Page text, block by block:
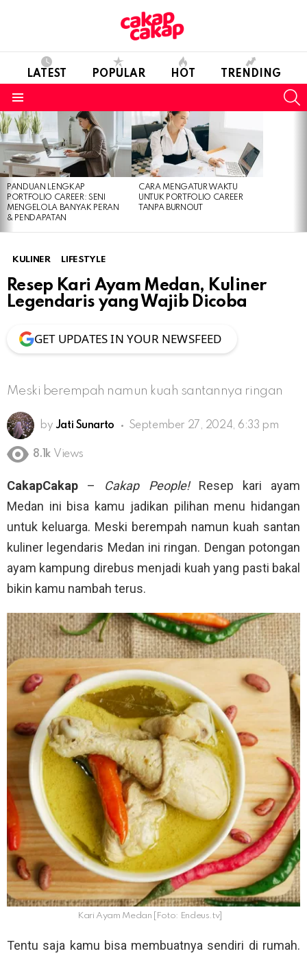
LATEST POPULAR HOT TRENDING
LATEST
STORIES
PANDUAN LENGKAP
PORTFOLIO CAREER: SENI
MENGELOLA BANYAK PERAN
& PENDAPATAN
CARA MENGATUR WAKTU
UNTUK PORTFOLIO CAREER
TANPA BURNOUT
KULINER LIFESTYLE
Resep Kari Ayam Medan, Kuliner
Legendaris yang Wajib Dicoba
GET UPDATES IN YOUR NEWSFEED
Meski berempah namun kuah santannya ringan
by Jati Sunarto September 27, 2024, 6:33 pm
8.1k Views
CakapCakap – Cakap People!Resep kari ayam
Medan ini bisa kamu jadikan pilihan menu hidangan
untuk keluarga. Meski berempah namun kuah santan
kuliner legendaris Medan ini ringan. Dengan potongan
ayam kampung direbus menjadi kuah yang pasti bakal
bikin kamu nambah terus.
Kari Ayam Medan [Foto: Endeus.tv]
Tentu saja kamu bisa membuatnya sendiri di rumah.